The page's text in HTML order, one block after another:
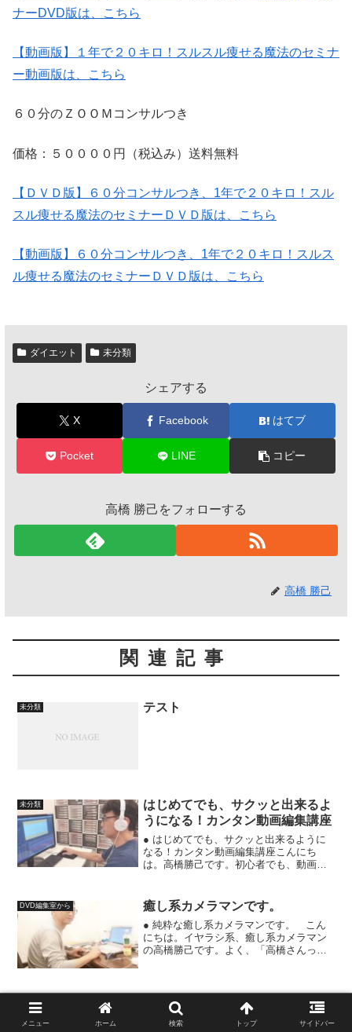
ナーDVD版は、こちら
【動画版】１年で２０キロ！スルスル痩せる魔法のセミナ
ー動画版は、こちら
６０分のＺＯＯＭコンサルつき
価格：５００００円（税込み）送料無料
【ＤＶＤ版】６０分コンサルつき、1年で２０キロ！スル
スル痩せる魔法のセミナーＤＶＤ版は、こちら
【動画版】６０分コンサルつき、1年で２０キロ！スルス
ル痩せる魔法のセミナーＤＶＤ版は、こちら
ダイエット 未分類
シェアする
X Facebook はてブ
Pocket LINE コピー
高橋 勝己をフォローする
高橋 勝己
関連記事
未分類 テスト
未分類
はじめてでも、サクッと出来るよ
うになる！カンタン動画編集講座
● はじめてでも、サクッと出来るように
なる！カンタン動画編集講座こんにち
は。高橋勝己です。初心者でも、動画編
作れるようになります。公式ＬＩＮＥな
どで、可愛い動画を流せま...
DVD編集室から 癒し系カメラマンです。
● 純粋な癒し系カメラマンです。 こん
にちは。イヤラシ系、癒し系カメラマン
の高橋勝己です。よく、「高橋さんっ
シ系」ではありま...
未分類 TKFLIX（動画見放題コース）
● TKFLIX（動画見放題コース）恋愛の
メニュー ホーム 検索 トップ サイドバー